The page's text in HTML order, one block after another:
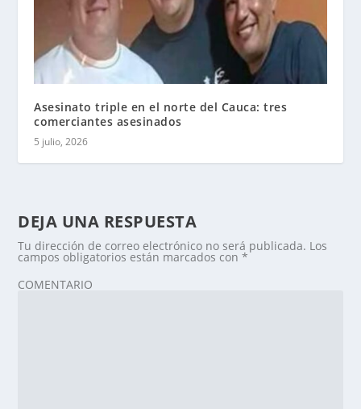
Asesinato triple en el norte del Cauca: tres
comerciantes asesinados
5 julio, 2026
DEJA UNA RESPUESTA
Tu dirección de correo electrónico no será publicada. Los
campos obligatorios están marcados con*
COMENTARIO